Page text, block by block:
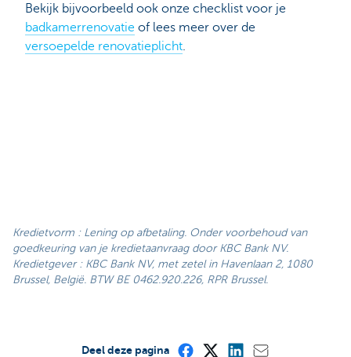
Bekijk bijvoorbeeld ook onze checklist voor je
badkamerrenovatie of lees meer over de
versoepelde renovatieplicht.
Kredietvorm : Lening op afbetaling. Onder voorbehoud van
goedkeuring van je kredietaanvraag door KBC Bank NV.
Kredietgever : KBC Bank NV, met zetel in Havenlaan 2, 1080
Brussel, België. BTW BE 0462.920.226, RPR Brussel.
Deel deze pagina